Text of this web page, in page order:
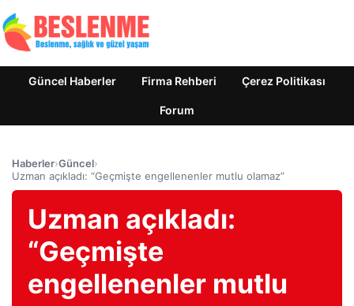
Güncel Haberler Firma Rehberi Çerez Politikası
Forum
Haberler›Güncel›
Uzman açıkladı: “Geçmişte engellenenler mutlu olamaz”
Uzman açıkladı:
“Geçmişte
engellenenler mutlu